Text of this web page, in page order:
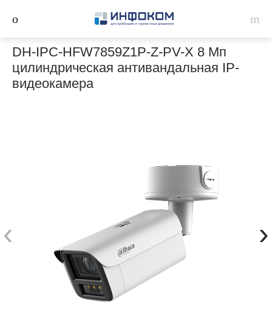
DH-IPC-HFW7859Z1P-Z-PV-X 8 Мп
цилиндрическая антивандальная IP-
видеокамера
‹ ›